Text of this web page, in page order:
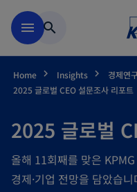
menu search
Home Insights
경제연
2025 글로벌 CEO 설문조사 리포트
2025 글로벌
올해 11회째를 맞은
경제·기업 전망을 담았습니